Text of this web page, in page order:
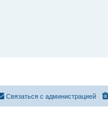
Связаться с администрацией